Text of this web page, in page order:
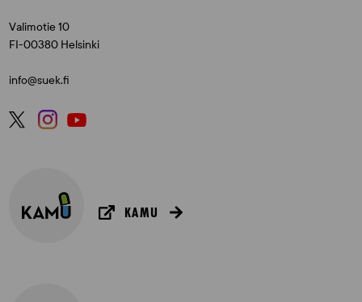
Valimotie 10
FI-00380 Helsinki
info@suek.fi
KAMU